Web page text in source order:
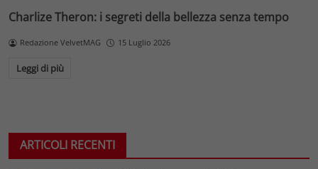
Charlize Theron: i segreti della bellezza senza tempo
Redazione VelvetMAG 15 Luglio 2026
Leggi di più
ARTICOLI RECENTI